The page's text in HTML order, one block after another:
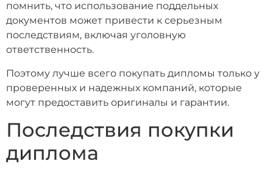
помнить, что использование поддельных
документов может привести к серьезным
последствиям, включая уголовную
ответственность.
Поэтому лучше всего покупать дипломы только у
проверенных и надежных компаний, которые
могут предоставить оригиналы и гарантии.
Последствия покупки
диплома